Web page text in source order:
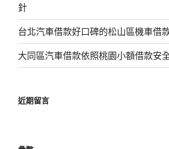
針
台北汽車借款好口碑的松山區機車借
大同區汽車借款依照桃園小額借款安
近期留言